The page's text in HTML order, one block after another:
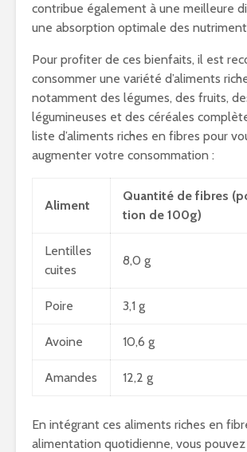
contribue également à une meilleure
une absorption optimale des
Pour profiter de ces bienfaits, il est
consommer une variété d’aliments
notamment des légumes, des fruits,
légumineuses et des céréales
liste d’aliments riches en fibres pour
augmenter votre consommation :
Aliment
Quantité de fibres
tion de 100g)
Lentilles
cuites
8,0 g
Poire 3,1 g
Avoine 10,6 g
Amandes 12,2 g
En intégrant ces aliments riches en
alimentation quotidienne, vous